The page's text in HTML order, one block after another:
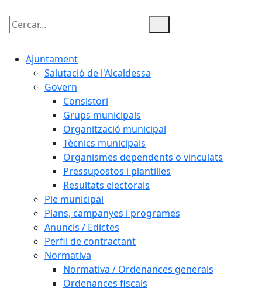
Cercar:
Ajuntament
Salutació de l'Alcaldessa
Govern
Consistori
Grups municipals
Organització municipal
Tècnics municipals
Organismes dependents o vinculats
Pressupostos i plantilles
Resultats electorals
Ple municipal
Plans, campanyes i programes
Anuncis / Edictes
Perfil de contractant
Normativa
Normativa / Ordenances generals
Ordenances fiscals